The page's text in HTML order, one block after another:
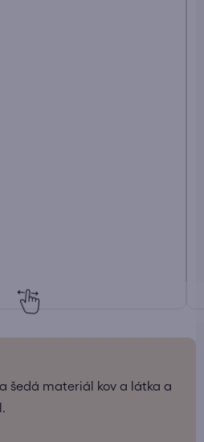
šedá materiál kov a látka a